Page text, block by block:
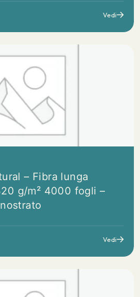
Vedi
– Fibra lunga
g/m² 4000 fogli –
Vedi